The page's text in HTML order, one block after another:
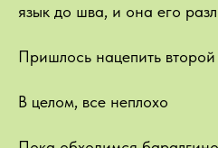
язык до шва, и она его
Пришлось нацепить второй
В целом, все неплохо